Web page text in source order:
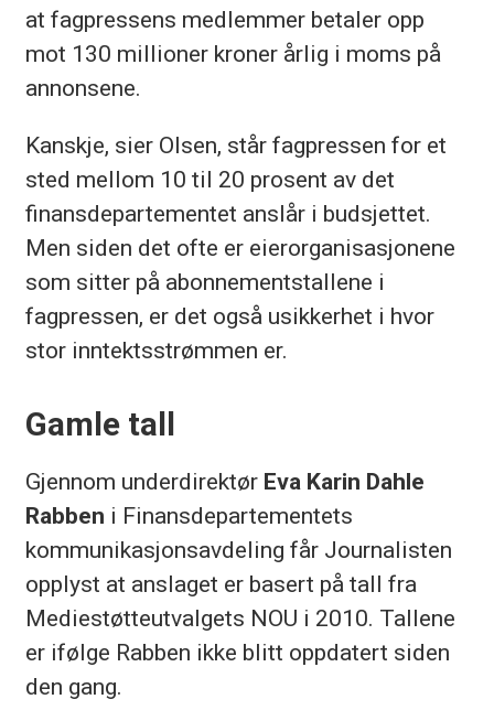
at fagpressens medlemmer betaler opp
mot 130 millioner kroner årlig i moms på
annonsene.
Kanskje, sier Olsen, står fagpressen for et
sted mellom 10 til 20 prosent av det
finansdepartementet anslår i budsjettet.
Men siden det ofte er eierorganisasjonene
som sitter på abonnementstallene i
fagpressen, er det også usikkerhet i hvor
stor inntektsstrømmen er.
Gamle tall
Gjennom underdirektør Eva Karin Dahle
Rabben i Finansdepartementets
kommunikasjonsavdeling får Journalisten
opplyst at anslaget er basert på tall fra
Mediestøtteutvalgets NOU i 2010. Tallene
er ifølge Rabben ikke blitt oppdatert siden
den gang.